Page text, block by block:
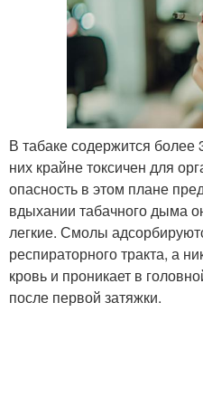
В табаке содержится
них крайне токсичен для
опасность в этом плане
вдыхании табачного дыма
легкие. Смолы
респираторного тракта, а
кровь и проникает в
после первой затяжки.